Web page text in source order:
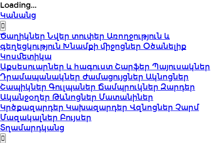
Loading...
Կանանց
ԾաղիկներՆվեր տուփեր Առողջություն և
գեղեցկություն Խնամքի միջոցներ Օծանելիք
Կոսմետիկա
Աքսեսուարներ և հագուստ Շարֆեր Պայուսակներ
Դրամապանակներ Ժամացույցներ Ակնոցներ
Շապիկներ Գուլպաներ Ճամպրուկներ Զարդեր
Ականջօղեր Թևնոցներ Մատանիներ
Կրծքազարդեր Կախազարդեր Վզնոցներ Չարմ
Մազակալներ Բույսեր
Տղամարդկանց